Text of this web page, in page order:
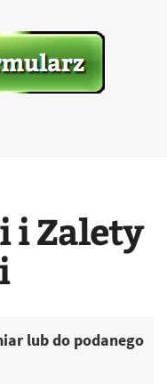
i Zalety
lub do podanego